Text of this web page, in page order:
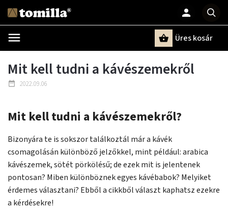
Üres kosár
Mit kell tudni a kávészemekről
2022.09.06
Mit kell tudni a kávészemekről?
Bizonyára te is sokszor találkoztál már a kávék
csomagolásán különböző jelzőkkel, mint például: arabica
kávészemek, sötét pörkölésű; de ezek mit is jelentenek
pontosan? Miben különböznek egyes kávébabok? Melyiket
érdemes választani? Ebből a cikkből választ kaphatsz ezekre
a kérdésekre!